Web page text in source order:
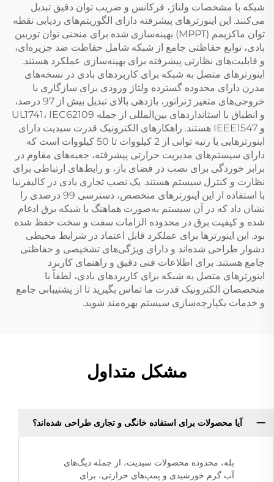
شبکه با مشخصات ولتاژ، فرکانس و ضریب توان دقیق تبدیل
می‌کنند. این اینورترهای پیشرفته دارای الگوریتم‌های ردیابی نقطه
توان ماکزیمم (MPPT) بهینه‌سازی شده برای منحنی توان توربین
بادی، توابع حفاظتی جامع از شبکه شامل حفاظت ضد جزیره‌ای،
و قابلیت‌های نظارتی پیشرفته برای بهینه‌سازی عملکرد هستند.
اینورترهای متصل به شبکه برای کاربردهای بادی در نسخه‌های
مدرن دارای محدوده گسترده ولتاژ ورودی برای سازگاری با
خروجی‌های متغیر ژنراتور، بازدهی بالای تبدیل بیش از 97 درصد،
و انطباق با استانداردهای بین‌المللی از جمله UL1741، IEC62109
و IEEE1547 هستند. راهکارهای الکترونیک قدرت سیدیت دارای
اینورترهایی با رتبه توانی از 2 کیلووات تا 50 کیلووات است که
دارای سیستم‌های مدیریت حرارتی پیشرفته، جعبه‌های مقاوم در
برابر خوردگی برای نصب در فضای باز، و رابط‌های ارتباطی برای
نظارت و کنترل سیستم هستند. یک نصب تجاری بادی در کالیفرنیا
با استفاده از این اینورترهای متخصص، دسترسی 99 درصدی را
نشان داد که در آن سیستم به‌صورت هماهنگ با شبکه برق ادغام
شده و کیفیت برق در محدوده الزامات سفت و سخت حفظ شده
بود. این اینورترها برای عملکرد قابل اعتماد در شرایط محیطی
دشوار طراحی شده‌اند و دارای ویژگی‌های تشخیصی و حفاظتی
جامع هستند. برای اطلاعات فنی دقیق و راهنمای کاربرد
اینورترهای متصل به شبکه برای کاربردهای بادی، لطفاً با
متخصصان الکترونیک قدرت ما تماس بگیرید تا از پشتیبانی جامع
و خدمات یکپارچه‌سازی سیستم بهره‌مند شوید.
مشکل متداول
آیا محصولات برای استفاده خانگی و تجاری طراحی شده‌اند؟
بله، محدوده محصولات سیدیت، از جمله دیگ‌های
آب گرم خورشیدی و پمپ‌های حرارتی، برای